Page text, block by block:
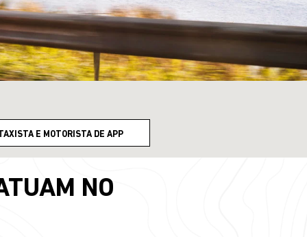
E MOTORISTA DE APP
NO